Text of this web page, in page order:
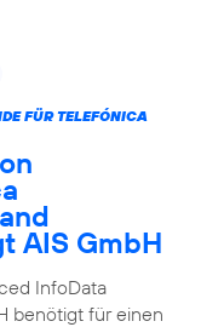
FÜR TELEFÓNICA
AIS GmbH
InfoData
benötigt für einen